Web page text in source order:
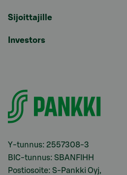
Sijoittajille
Investors
Y-tunnus: 2557308-3
BIC-tunnus: SBANFIHH
Postiosoite: S-Pankki Oyj,